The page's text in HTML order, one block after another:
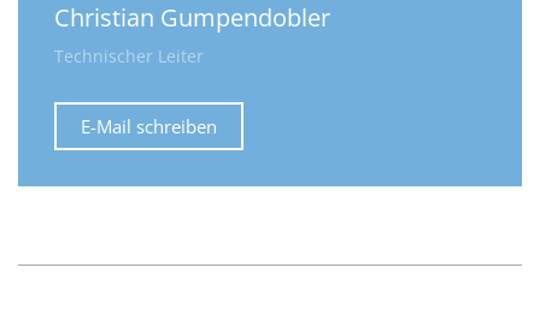
Christian Gumpendobler
Technischer Leiter
E-Mail schreiben